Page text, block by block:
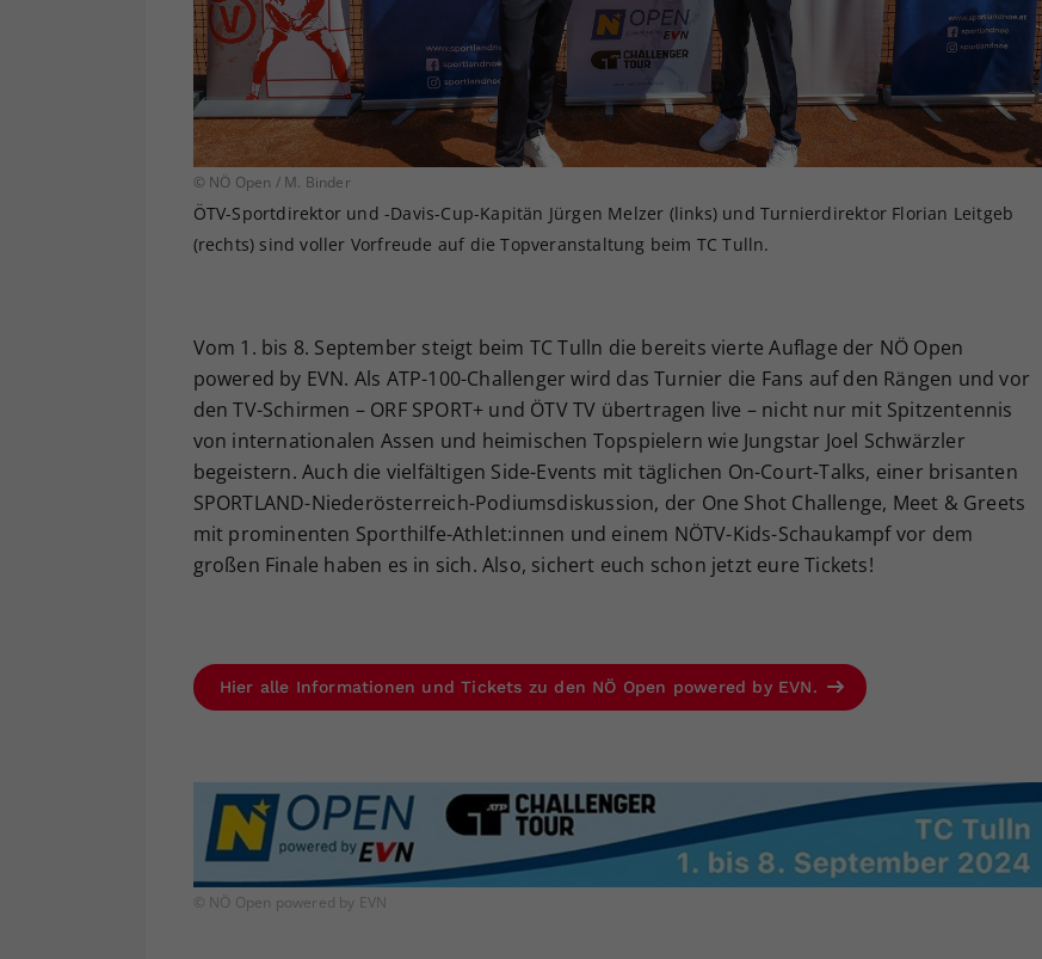
© NÖ Open / M. Binder
ÖTV-Sportdirektor und -Davis-Cup-Kapitän Jürgen Melzer (links) und Turnierdirektor Florian Leitgeb
(rechts) sind voller Vorfreude auf die Topveranstaltung beim TC Tulln.
Vom 1. bis 8. September steigt beim TC Tulln die bereits vierte Auflage der NÖ Open
powered by EVN. Als ATP-100-Challenger wird das Turnier die Fans auf den Rängen und vor
den TV-Schirmen – ORF SPORT+ und ÖTV TV übertragen live – nicht nur mit Spitzentennis
von internationalen Assen und heimischen Topspielern wie Jungstar Joel Schwärzler
begeistern. Auch die vielfältigen Side-Events mit täglichen On-Court-Talks, einer brisanten
SPORTLAND-Niederösterreich-Podiumsdiskussion, der One Shot Challenge, Meet & Greets
mit prominenten Sporthilfe-Athlet:innen und einem NÖTV-Kids-Schaukampf vor dem
großen Finale haben es in sich. Also, sichert euch schon jetzt eure Tickets!
Hier alle Informationen und Tickets zu den NÖ Open powered by EVN.
© NÖ Open powered by EVN
Ihrer vorgenommen Einstellungen, falls der
Webseiten-Betreiber dies eingestellt hat.